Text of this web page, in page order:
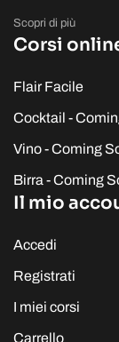
Scopri di più
Corsi
Flair Facile
Cocktail -
Vino - Coming
Birra - Coming
Il mio
Accedi
Registrati
I miei corsi
Carrello